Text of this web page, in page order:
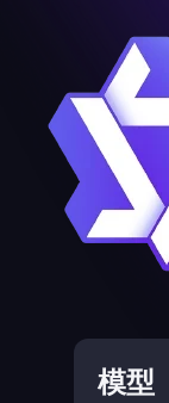
模型